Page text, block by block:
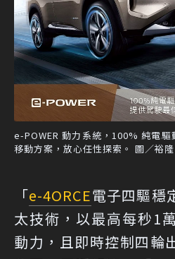
e-POWER 動力系統，100% 純電
移動方案，放心任性探索。 圖／裕
「e-4ORCE電子四驅穩
太技術，以最高每秒1
動力，且即時控制四輪